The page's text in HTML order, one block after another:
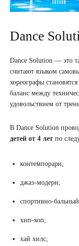
Dance
Dance Solution — это
считают языком
хореографы
баланс между
удовольствием от
В Dance Solution
детей от 4 лет по
контемпорари;
джаз-модерн;
спортивно-
хип-хоп;
хай хилс;